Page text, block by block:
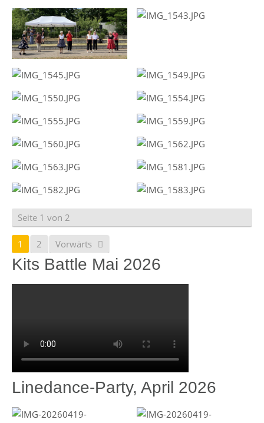
Seite 1 von 2
1 2 Vorwärts
Kits Battle Mai 2026
Linedance-Party, April 2026